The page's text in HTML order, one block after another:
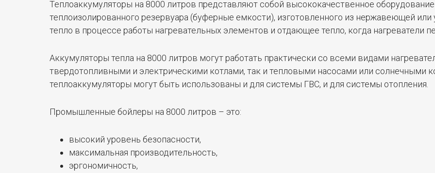
Теплоаккумуляторы на 8000 литров представляют собой высококачественное
теплоизолированного резервуара (буферные емкости), изготовленного из нержавеющей
тепло в процессе работы нагревательных элементов и отдающее тепло, когда нагреватели
Аккумуляторы тепла на 8000 литров могут работать практически со всеми видами
твердотопливными и электрическими котлами, так и тепловыми насосами или солнечными
теплоаккумуляторы могут быть использованы и для системы ГВС, и для системы отопления.
Промышленные бойлеры на 8000 литров – это:
высокий уровень безопасности,
максимальная производительность,
эргономичность,